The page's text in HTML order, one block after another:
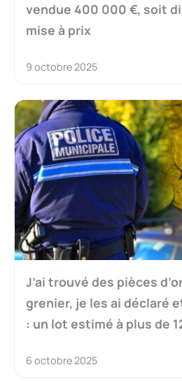
vendue 400 000 €, soit
mise à prix
9 octobre 2025
J’ai trouvé des pièces
grenier, je les ai déclaré
: un lot estimé à plus de
6 octobre 2025